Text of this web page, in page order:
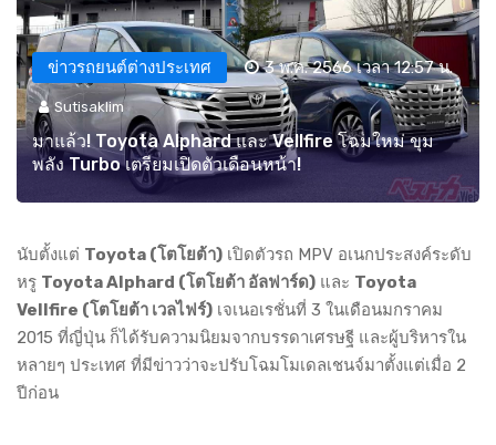
ข่าวรถยนต์ต่างประเทศ 3 พ.ค. 2566 เวลา 12:57 น.
Sutisaklim
มาแล้ว! Toyota Alphard และ Vellfire โฉมใหม่ ขุม
พลัง Turbo เตรียมเปิดตัวเดือนหน้า!
นับตั้งแต่ Toyota (โตโยต้า) เปิดตัวรถ MPV อเนกประสงค์ระดับ
หรู Toyota Alphard (โตโยต้า อัลฟาร์ด) และ Toyota
Vellfire (โตโยต้า เวลไฟร์) เจเนอเรชั่นที่ 3 ในเดือนมกราคม
2015 ที่ญี่ปุ่น ก็ได้รับความนิยมจากบรรดาเศรษฐี และผู้บริหารใน
หลายๆ ประเทศ ที่มีข่าวว่าจะปรับโฉมโมเดลเชนจ์มาตั้งแต่เมื่อ 2
ปีก่อน